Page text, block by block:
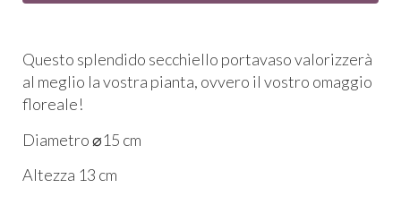
Questo splendido secchiello portavaso valorizzerà
al meglio la vostra pianta, ovvero il vostro omaggio
floreale!
Diametro ⌀15 cm
Altezza 13 cm